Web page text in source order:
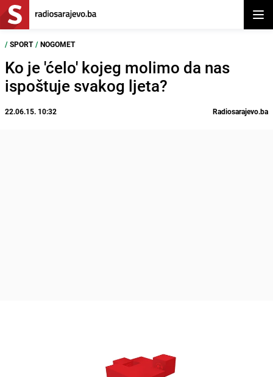
/ SPORT / NOGOMET
Ko je 'ćelo' kojeg molimo da nas
ispoštuje svakog ljeta?
22.06.15. 10:32 Radiosarajevo.ba